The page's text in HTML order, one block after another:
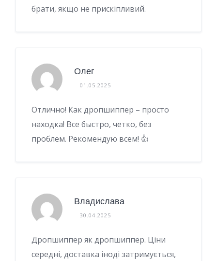
брати, якщо не прискіпливий.
Олег
01.05.2025
Отлично! Как дропшиппер – просто
находка! Все быстро, четко, без
проблем. Рекомендую всем! 👍
Владислава
30.04.2025
Дропшиппер як дропшиппер. Ціни
середні, доставка іноді затримується,